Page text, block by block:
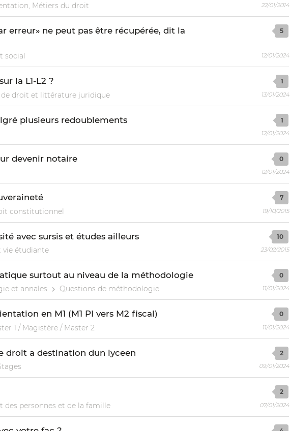
Métiers du droit 22/01/2014
erreur» ne peut pas être récupérée, dit la
social
5
12/01/2024
la L1-L2 ?
de droit et littérature juridique
1
13/01/2024
plusieurs redoublements 1
12/01/2024
devenir notaire 0
12/01/2024
constitutionnel
7
19/10/2015
avec sursis et études ailleurs
vie étudiante
10
23/02/2015
surtout au niveau de la méthodologie
et annales Questions de méthodologie
0
11/01/2024
en M1 (M1 PI vers M2 fiscal)
1 / Magistère / Master 2
0
11/01/2024
droit a destination dun lyceen 2
09/01/2024
des personnes et de la famille
2
07/01/2024